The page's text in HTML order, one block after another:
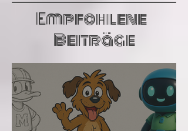
Storytelling zu einem Großen Ganzen, aus dem
viele neue Erlebnisse und Produkte für Ihr
Unternehmen wachsen können und lukratives
Merch. Diversifizieren Sie mit Maskottchen
Empfohlene
Beiträge